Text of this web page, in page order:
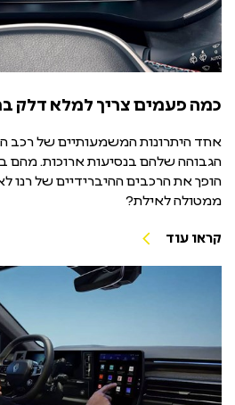
כמה פעמים צריך למלא דלק
אחד היתרונות המשמעותיים של רכב
הגבוהה שלהם בנסיעות ארוכות. מהם
הופך את הרכבים ההיברידיים של רנו
ממטולה לאילת?
קראו עוד